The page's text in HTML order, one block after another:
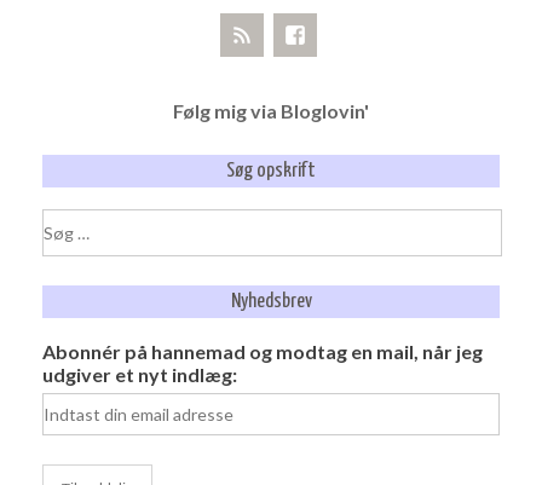
Følg mig via Bloglovin'
Søg opskrift
Søg
efter:
Nyhedsbrev
Abonnér på hannemad og modtag en mail, når jeg
udgiver et nyt indlæg: